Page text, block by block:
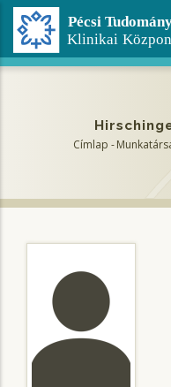
Ugrás
tartalomra
Címlap -